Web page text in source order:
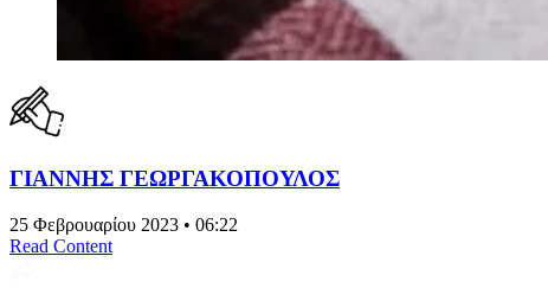
ΓΙΑΝΝΗΣ ΓΕΩΡΓΑΚΟΠΟΥΛΟΣ
25 Φεβρουαρίου 2023 • 06:22
Read Content